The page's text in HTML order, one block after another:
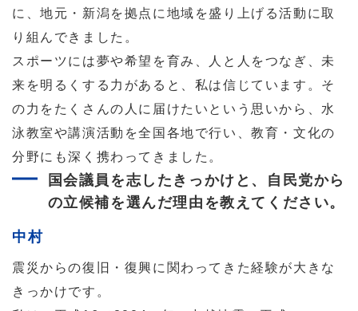
に、地元・新潟を拠点に地域を盛り上げる活動に取
り組んできました。
スポーツには夢や希望を育み、人と人をつなぎ、未
来を明るくする力があると、私は信じています。そ
の力をたくさんの人に届けたいという思いから、水
泳教室や講演活動を全国各地で行い、教育・文化の
分野にも深く携わってきました。
国会議員を志したきっかけと、自民党から
の立候補を選んだ理由を教えてください。
中村
震災からの復旧・復興に関わってきた経験が大きな
きっかけです。